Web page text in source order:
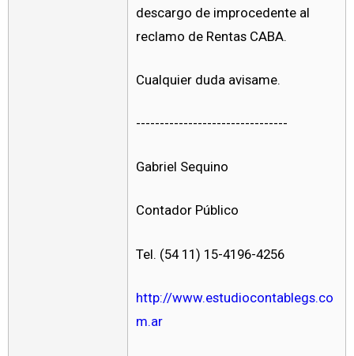
descargo de improcedente al
reclamo de Rentas CABA.
Cualquier duda avisame.
--------------------------------
Gabriel Sequino
Contador Público
Tel. (54 11) 15-4196-4256
http://www.estudiocontablegs.co
m.ar